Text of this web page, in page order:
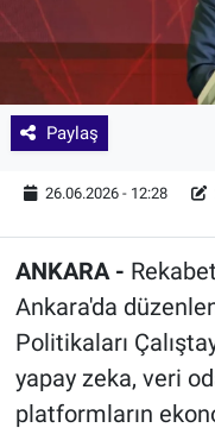
Paylaş
26.06.2026 - 12:28
ANKARA -
Ankara'da
Politikaları
yapay zeka, veri
platformların